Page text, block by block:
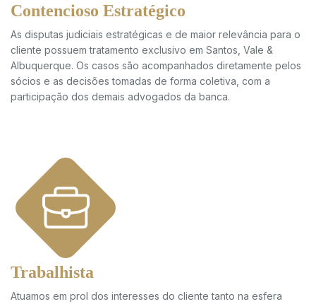
Contencioso Estratégico
As disputas judiciais estratégicas e de maior relevância para o
cliente possuem tratamento exclusivo em Santos, Vale &
Albuquerque. Os casos são acompanhados diretamente pelos
sócios e as decisões tomadas de forma coletiva, com a
participação dos demais advogados da banca.
Trabalhista
Atuamos em prol dos interesses do cliente tanto na esfera